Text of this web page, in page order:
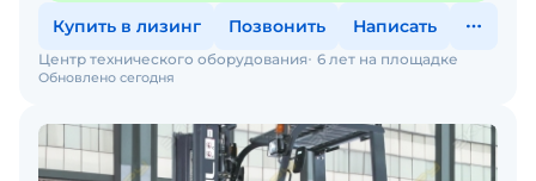
Купить в лизинг Позвонить Написать
Обновлено сегодня
Центр технического оборудования 6 лет на площадке